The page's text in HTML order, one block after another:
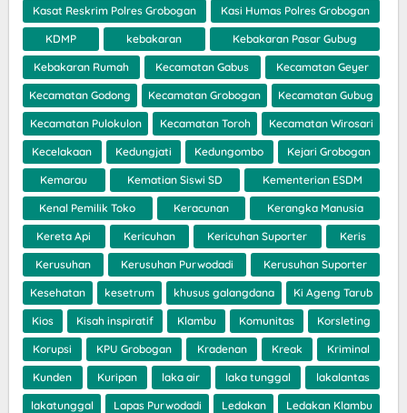
Kasat Reskrim Polres Grobogan Kasi Humas Polres Grobogan
KDMP kebakaran Kebakaran Pasar Gubug
Kebakaran Rumah Kecamatan Gabus Kecamatan Geyer
Kecamatan Godong Kecamatan Grobogan Kecamatan Gubug
Kecamatan Pulokulon Kecamatan Toroh Kecamatan Wirosari
Kecelakaan Kedungjati Kedungombo Kejari Grobogan
Kemarau Kematian Siswi SD Kementerian ESDM
Kenal Pemilik Toko Keracunan Kerangka Manusia
Kereta Api Kericuhan Kericuhan Suporter Keris
Kerusuhan Kerusuhan Purwodadi Kerusuhan Suporter
Kesehatan kesetrum khusus galangdana Ki Ageng Tarub
Kios Kisah inspiratif Klambu Komunitas Korsleting
Korupsi KPU Grobogan Kradenan Kreak Kriminal
Kunden Kuripan laka air laka tunggal lakalantas
lakatunggal Lapas Purwodadi Ledakan Ledakan Klambu